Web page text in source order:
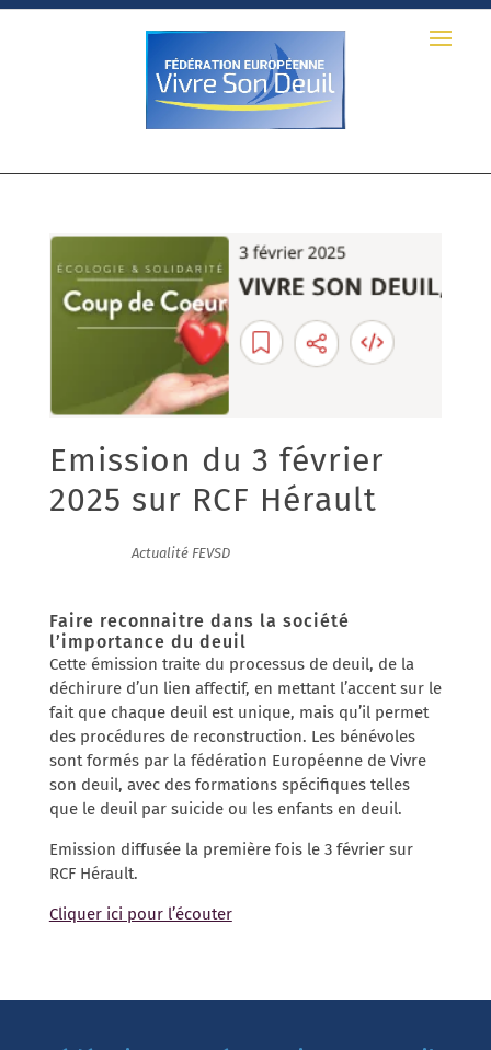
Emission du 3 février
2025 sur RCF Hérault
|Actualité FEVSD
Faire reconnaitre dans la société
l’importance du deuil
Cette émission traite du processus de deuil, de la
déchirure d’un lien affectif, en mettant l’accent sur le
fait que chaque deuil est unique, mais qu’il permet
des procédures de reconstruction. Les bénévoles
sont formés par la fédération Européenne de Vivre
son deuil, avec des formations spécifiques telles
que le deuil par suicide ou les enfants en deuil.
Emission diffusée la première fois le 3 février sur
RCF Hérault.
Cliquer ici pour l’écouter